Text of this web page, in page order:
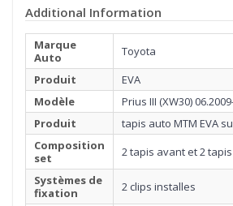
Additional Information
Marque
Auto
Toyota
Produit
EVA
Modèle
Prius III (XW30)
Produit
tapis auto MTM EVA
Composition
set
2 tapis avant et 2
Systèmes de
fixation
2 clips installes